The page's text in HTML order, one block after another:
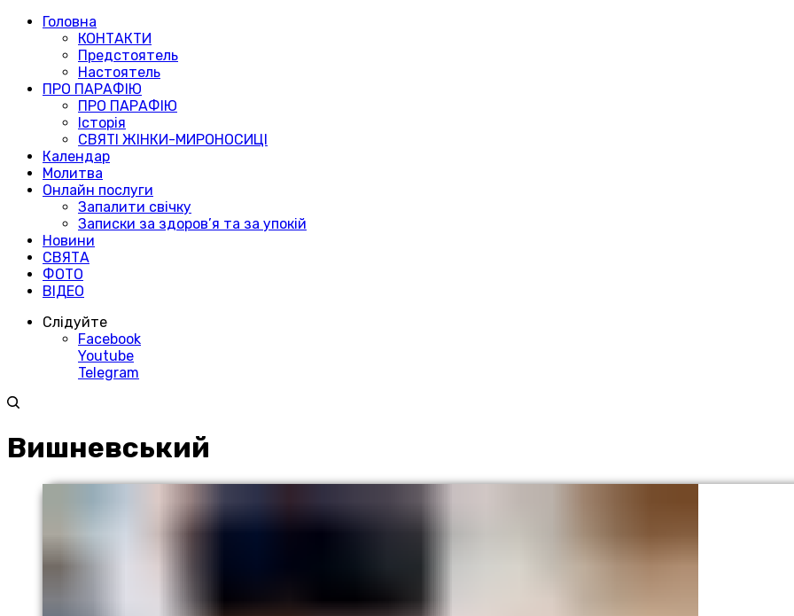
Головна
КОНТАКТИ
Предстоятель
Настоятель
ПРО ПАРАФІЮ
ПРО ПАРАФІЮ
Історія
СВЯТІ ЖІНКИ-МИРОНОСИЦІ
Календар
Молитва
Онлайн послуги
Запалити свічку
Записки за здоров’я та за упокій
Новини
СВЯТА
ФОТО
ВІДЕО
Слідуйте
Facebook
Youtube
Telegram
Вишневський